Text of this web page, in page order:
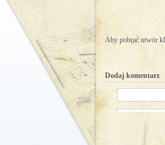
Aby pobrać utwór
Dodaj komentarz